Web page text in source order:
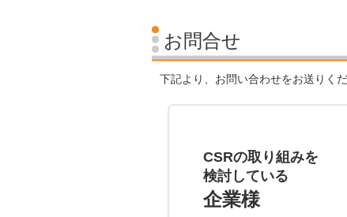
お問合せ
下記より、お問い合わせをお送りくだ
CSRの取り組みを
検討している
企業様